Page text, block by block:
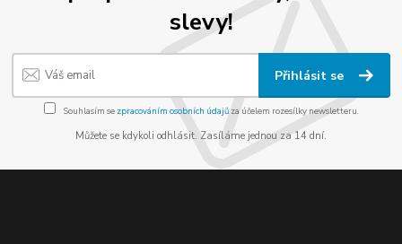
slevy!
Přihlásit se
Souhlasím se zpracováním osobních údajůza účelem rozesílky newsletteru.
Můžete se kdykoli odhlásit. Zasíláme jednou za 14 dní.